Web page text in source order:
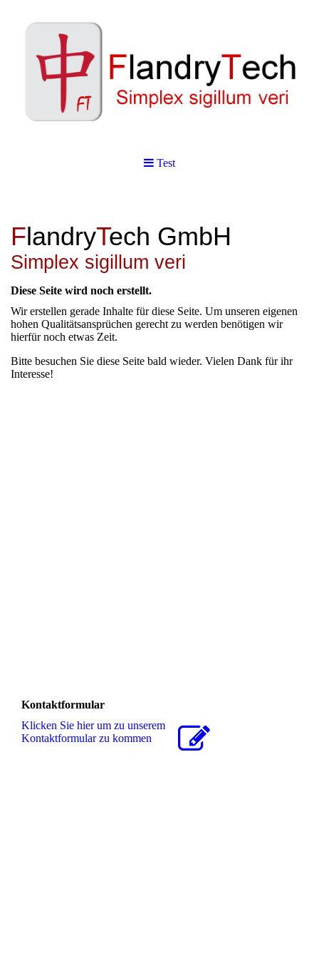
Test
F landryTech GmbH
Simplex sigillum veri
Diese Seite wird noch erstellt.
Wir erstellen gerade Inhalte für diese Seite. Um unseren eigenen
hohen Qualitätsansprüchen gerecht zu werden benötigen wir
hierfür noch etwas Zeit.
Bitte besuchen Sie diese Seite bald wieder. Vielen Dank für ihr
Interesse!
Kontaktformular
Klicken Sie hier um zu unserem
Kon­takt­for­mu­lar zu kommen